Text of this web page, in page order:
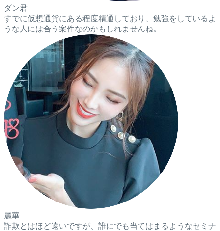
ダン君
すでに仮想通貨にある程度精通しており、勉強をしているよ
うな人には合う案件なのかもしれませんね。
麗華
詐欺とはほど遠いですが、誰にでも当てはまるようなセミナ